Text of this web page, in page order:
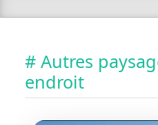
# Autres
endroit